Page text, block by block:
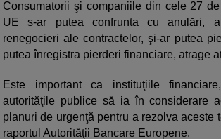
Consumatorii şi companiile din cele 27
UE s-ar putea confrunta cu anulări,
renegocieri ale contractelor, şi-ar putea
putea înregistra pierderi financiare, atrage
Este important ca instituţiile
autorităţile publice să ia în considerare
planuri de urgenţă pentru a rezolva aceste
raportul Autorităţii Bancare Europene.